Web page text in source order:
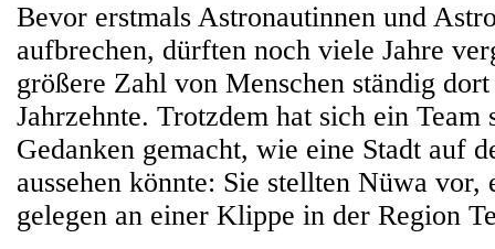
Bevor erstmals Astronautinnen und
aufbrechen, dürften noch viele Jahre
größere Zahl von Menschen ständig
Jahrzehnte. Trotzdem hat sich ein Team
Gedanken gemacht, wie eine Stadt auf
aussehen könnte: Sie stellten Nüwa vor,
gelegen an einer Klippe in der Region